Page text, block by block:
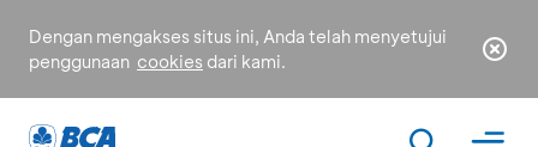
Dengan mengakses situs ini, Anda telah menyetujui
penggunaan cookies dari kami.